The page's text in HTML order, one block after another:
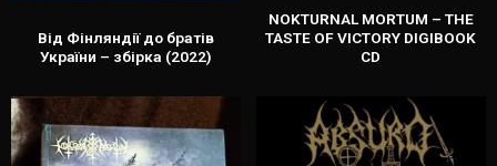
Від Фінляндії до братів
України – збірка (2022)
NOKTURNAL MORTUM – THE
TASTE OF VICTORY DIGIBOOK
CD